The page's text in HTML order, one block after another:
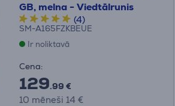
GB, melna - Viedtālrunis
(4)
SM-A165FZKBEUE
Ir noliktavā
Cena:
129.99 €
10 mēneši 14 €